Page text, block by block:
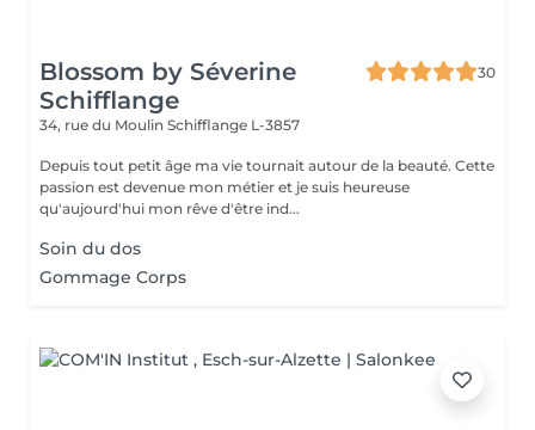
Blossom by Séverine
Schifflange
30
34, rue du Moulin Schifflange L-3857
Depuis tout petit âge ma vie tournait autour de la beauté. Cette
passion est devenue mon métier et je suis heureuse
qu'aujourd'hui mon rêve d'être ind...
Soin du dos
Gommage Corps